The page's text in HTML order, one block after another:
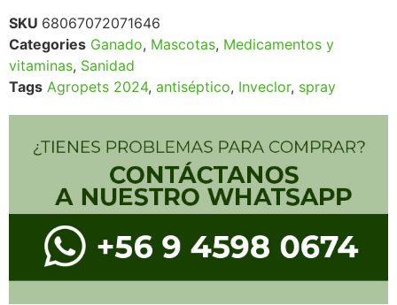
SKU 68067072071646
Categories Ganado, Mascotas, Medicamentos y
vitaminas, Sanidad
Tags Agropets 2024, antiséptico, Inveclor, spray